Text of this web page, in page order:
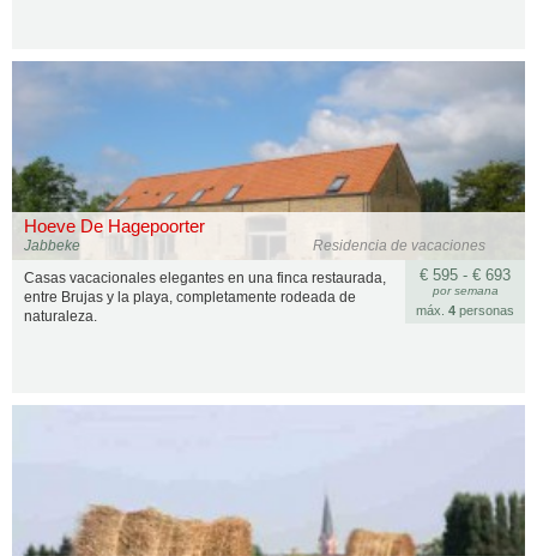
Hoeve De Hagepoorter
Residencia de vacaciones
Jabbeke
€ 595 - € 693
por semana
máx. 4 personas
Casas vacacionales elegantes en una finca restaurada,
entre Brujas y la playa, completamente rodeada de
naturaleza.